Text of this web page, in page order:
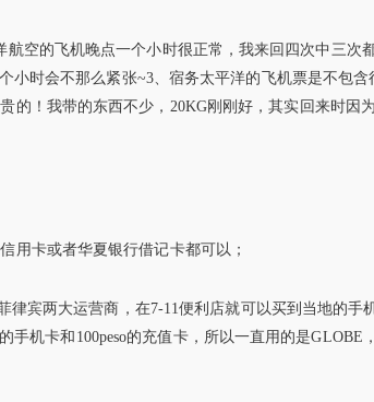
空的飞机晚点一个小时很正常，我来回四次中三次
小时会不那么紧张~3、宿务太平洋的飞机票是不包
的！我带的东西不少，20KG刚刚好，其实回来时因
用卡或者华夏银行借记卡都可以；
律宾两大运营商，在7-11便利店就可以买到当地的手
手机卡和100peso的充值卡，所以一直用的是GLOBE